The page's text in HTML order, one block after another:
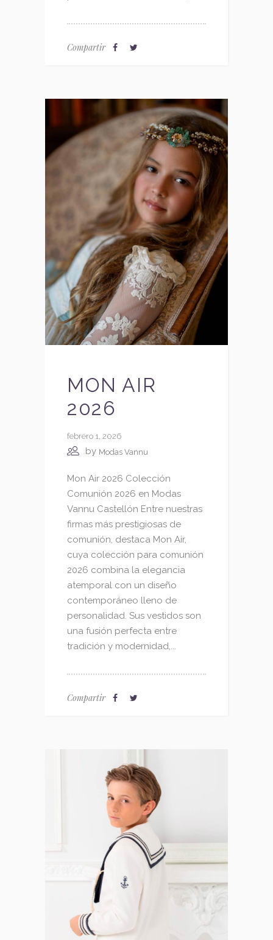
Compartir
MON AIR
2026
febrero 1, 2026
by Modas Vannu
Mon Air 2026 Colección
Comunión 2026 en Modas
Vannu Castellón Entre nuestras
firmas más prestigiosas de
comunión, destaca Mon Air,
cuya colección para comunión
2026 combina la elegancia
atemporal con un diseño
contemporáneo lleno de
personalidad. Sus vestidos son
una fusión perfecta entre
tradición y modernidad,...
Compartir